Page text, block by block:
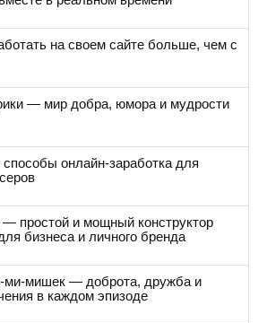
на своем сайте больше, чем с
— мир добра, юмора и мудрости
онлайн-заработка для
простой и мощный конструктор
бизнеса и личного бренда
мишек — доброта, дружба и
в каждом эпизоде